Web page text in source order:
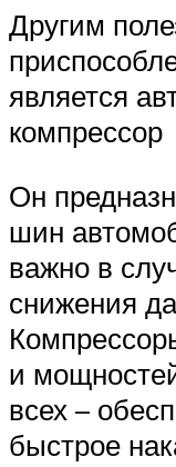
Другим
является
компрессор
Он
шин
важно в
снижения
и
всех –
быстрое